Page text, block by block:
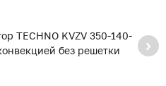
TECHNO KVZV 350-140-
без решетки